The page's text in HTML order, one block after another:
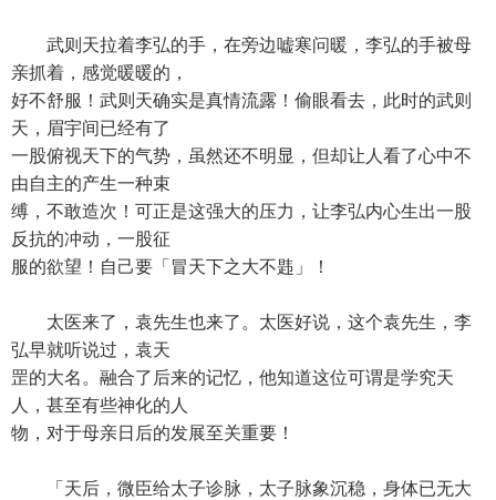
武则天拉着李弘的手，在旁边嘘寒问暖，李弘的手被母
亲抓着，感觉暖暖的，
好不舒服！武则天确实是真情流露！偷眼看去，此时的武则
天，眉宇间已经有了
一股俯视天下的气势，虽然还不明显，但却让人看了心中不
由自主的产生一种束
缚，不敢造次！可正是这强大的压力，让李弘内心生出一股
反抗的冲动，一股征
服的欲望！自己要「冒天下之大不韪」！
太医来了，袁先生也来了。太医好说，这个袁先生，李
弘早就听说过，袁天
罡的大名。融合了后来的记忆，他知道这位可谓是学究天
人，甚至有些神化的人
物，对于母亲日后的发展至关重要！
「天后，微臣给太子诊脉，太子脉象沉稳，身体已无大